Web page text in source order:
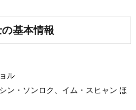
基本情報
ル
ン・ソンロク、イム・スヒャン ほ